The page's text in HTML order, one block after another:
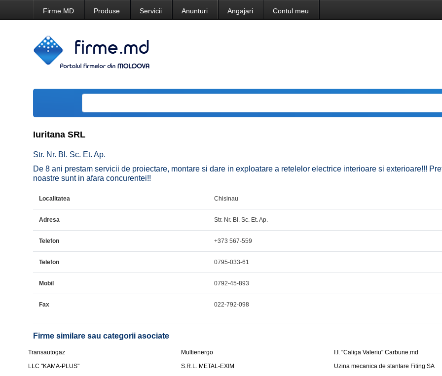
Firme.MD Produse Servicii Anunturi Angajari Contul meu
Iuritana SRL
Str. Nr. Bl. Sc. Et. Ap.
De 8 ani prestam servicii de proiectare, montare si dare in exploatare a retelelor electrice interioare si exterioare!!!
noastre sunt in afara concurentei!!
Localitatea Chisinau
Adresa Str. Nr. Bl. Sc. Et. Ap.
Telefon +373 567-559
Telefon 0795-033-61
Mobil 0792-45-893
Fax 022-792-098
Firme similare sau categorii asociate
Transautogaz Multienergo
I.I. "Caliga Valeriu" Carbune.md
LLC "KAMA-PLUS"
S.R.L. METAL-EXIM
Uzina mecanica de stantare Fiting SA